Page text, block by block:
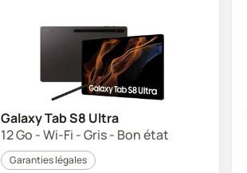
Galaxy Tab S8 Ultra
12 Go - Wi-Fi - Gris - Bon état
Garanties légales